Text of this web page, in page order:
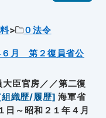
０法令
月 第２復員省公
大臣官房／／第二復
組織歴/履歴] 海軍省
日～昭和２１年４月